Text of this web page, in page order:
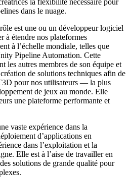
dans le nuage.
est une ou un développeur logiciel
à étendre nos plateformes
à l’échelle mondiale, telles que
Pipeline Automation. Cette
les autres membres de son équipe et
de solutions techniques afin de
pour nos utilisateurs — la plus
de jeux au monde. Elle
une plateforme performante et
vaste expérience dans la
d’applications en
dans l’exploitation et la
Elle est à l’aise de travailler en
solutions de grande qualité pour